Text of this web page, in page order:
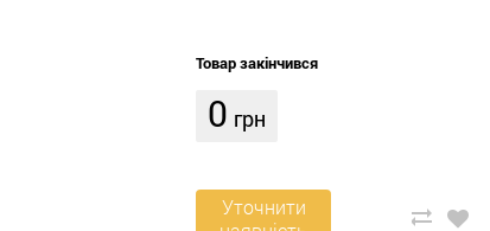
Товар закінчився
0 грн
Уточнити